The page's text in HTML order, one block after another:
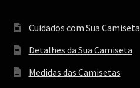
Cuidados com Sua Camiseta
Detalhes da Sua Camiseta
Medidas das Camisetas